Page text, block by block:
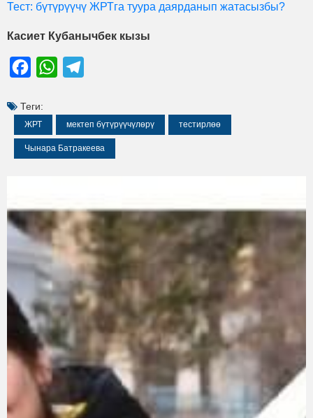
Тест: бүтүрүүчү ЖРТга туура даярданып жатасызбы?
Касиет Кубанычбек кызы
FacebookWhatsApp
Теги:
ЖРТ мектеп бүтүрүүчүлөрү тестирлөө
Чынара Батракеева